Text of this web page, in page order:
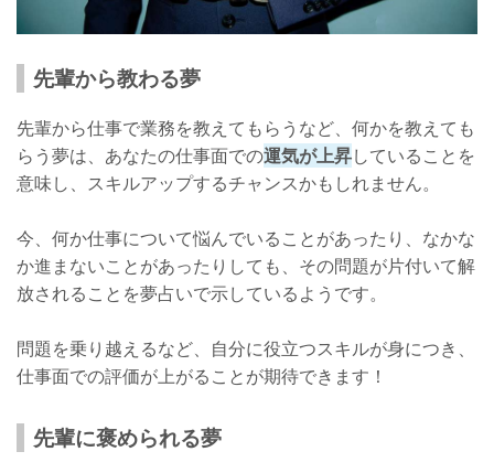
先輩から教わる夢
先輩から仕事で業務を教えてもらうなど、何かを教えても
らう夢は、あなたの仕事面での運気が上昇していることを
意味し、スキルアップするチャンスかもしれません。
今、何か仕事について悩んでいることがあったり、なかな
か進まないことがあったりしても、その問題が片付いて解
放されることを夢占いで示しているようです。
問題を乗り越えるなど、自分に役立つスキルが身につき、
仕事面での評価が上がることが期待できます！
先輩に褒められる夢